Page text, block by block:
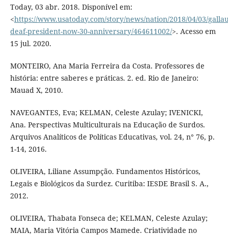
Today, 03 abr. 2018. Disponível em:
<https://www.usatoday.com/story/news/nation/2018/04/03/
deaf-president-now-30-anniversary/464611002/>. Acesso em
15 jul. 2020.
MONTEIRO, Ana Maria Ferreira da Costa. Professores de
história: entre saberes e práticas. 2. ed. Rio de Janeiro:
Mauad X, 2010.
NAVEGANTES, Eva; KELMAN, Celeste Azulay; IVENICKI,
Ana. Perspectivas Multiculturais na Educação de Surdos.
Arquivos Analíticos de Políticas Educativas, vol. 24, n° 76, p.
1-14, 2016.
OLIVEIRA, Liliane Assumpção. Fundamentos Históricos,
Legais e Biológicos da Surdez. Curitiba: IESDE Brasil S. A.,
2012.
OLIVEIRA, Thabata Fonseca de; KELMAN, Celeste Azulay;
MAIA, Maria Vitória Campos Mamede. Criatividade no